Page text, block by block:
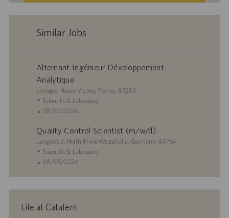
Similar Jobs
Alternant Ingénieur Développement
Analytique
L
o
c
t
i
o
n
Limoges, Haute-Vienne, France, 87280
C
a
e
g
o
r
Scientific & Laboratory
P
s
t
e
d
08/03/2026
Quality Control Scientist (m/w/d)
L
o
c
n
Langenfeld, North Rhine-Westphalia, Germany, 40764
C
a
r
Scientific & Laboratory
P
d
08/05/2026
Life at Catalent